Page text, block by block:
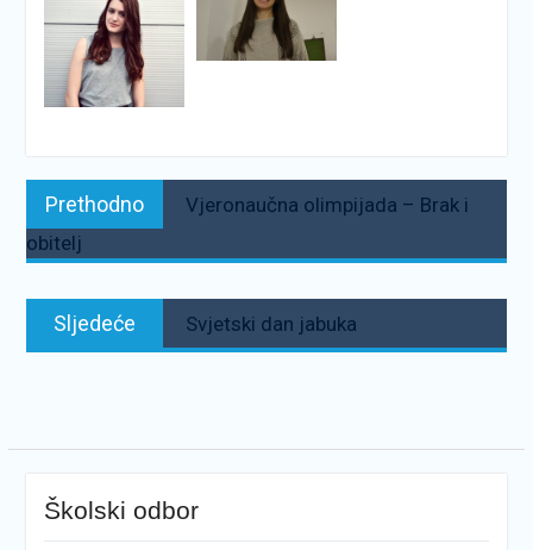
Navigacija
objava
Prethodno Prethodno:
Vjeronaučna olimpijada – Brak i
obitelj
Sljedeće Svjetski dan jabuka
Školski odbor